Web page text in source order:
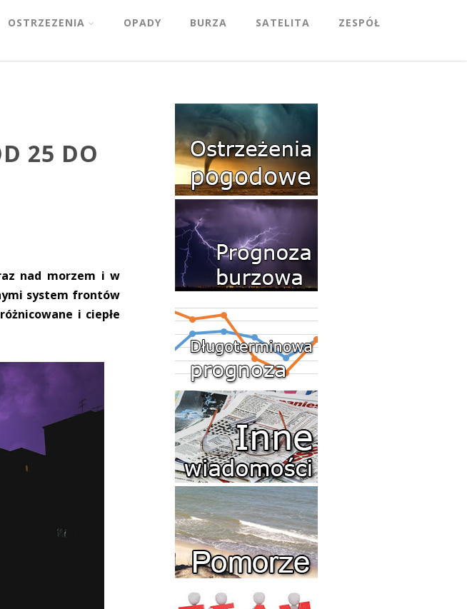
OSTRZEZENIA OPADY BURZA SATELITA ZESPÓŁ
25 DO
nad morzem i w
system frontów
i ciepłe